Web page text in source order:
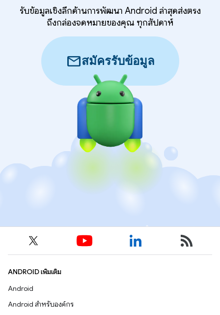
รับข้อมูลเชิงลึกด้านการพัฒนา Android ล่าสุดส่งตรง
ถึงกล่องจดหมายของคุณ ทุกสัปดาห์
mailสมัครรับข้อมูล
ANDROID เพิ่มเติม
Android
Android สำหรับองค์กร